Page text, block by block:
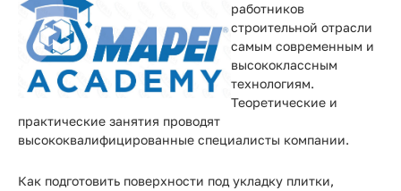
Каталог
товаров
Бренды
Прайс-
лист
Проектировщикам
работников
строительной отрасли
самым современным и
высококлассным
технологиям.
Теоретические и
практические занятия проводят
высококвалифицированные специалисты компании.
Как подготовить поверхности под укладку плитки,